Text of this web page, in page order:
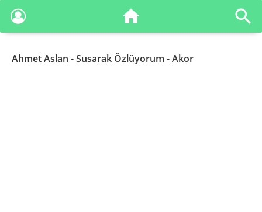
Ahmet Aslan - Susarak Özlüyorum - Akor